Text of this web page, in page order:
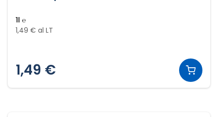
1l ℮
1,49 € al LT
1,49 €